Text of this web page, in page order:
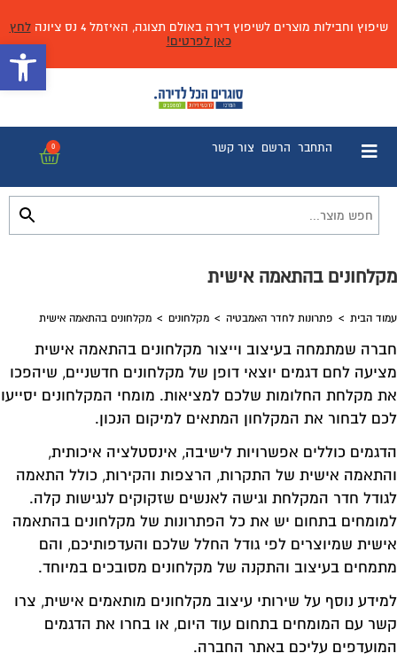
שיפוץ וחבילות מוצרים לשיפוץ דירה באולם תצוגה, האיזמל 4 נס ציונה
לחץ
כאן לפרטים!
התחבר הרשם צור קשר 0
מקלחונים בהתאמה אישית
עמוד הבית > פתרונות לחדר האמבטיה > מקלחונים > מקלחונים בהתאמה אישית
חברה שמתמחה בעיצוב וייצור מקלחונים בהתאמה אישית
מציעה לחם דגמים יוצאי דופן של מקלחונים חדשניים, שיהפכו
את מקלחת החלומות שלכם למציאות. מומחי המקלחונים יסייעו
לכם לבחור את המקלחון המתאים למיקום הנכון.
הדגמים כוללים אפשרויות לישיבה, אינסטלציה איכותית,
והתאמה אישית של התקרות, הרצפות והקירות, כולל התאמה
לגודל חדר המקלחת וגישה לאנשים שזקוקים לנגישות קלה.
למומחים בתחום יש את כל הפתרונות של מקלחונים בהתאמה
אישית שמיוצרים לפי גודל החלל שלכם והעדפותיכם, והם
מתמחים בעיצוב והתקנה של מקלחונים מסובכים במיוחד.
למידע נוסף על שירותי עיצוב מקלחונים מותאמים אישית, צרו
קשר עם המומחים בתחום עוד היום, או בחרו את הדגמים
המועדפים עליכם באתר החברה.